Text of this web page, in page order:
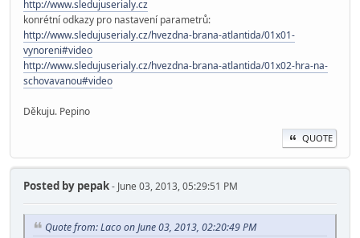
http://www.sledujuserialy.cz
konrétní odkazy pro nastavení parametrů:
http://www.sledujuserialy.cz/hvezdna-brana-atlantida/01x01-
vynoreni#video
http://www.sledujuserialy.cz/hvezdna-brana-atlantida/01x02-hra-na-
schovavanou#video
Děkuju. Pepino
QUOTE
Posted by pepak- June 03, 2013, 05:29:51 PM
Quote from: Laco on June 03, 2013, 02:20:49 PM